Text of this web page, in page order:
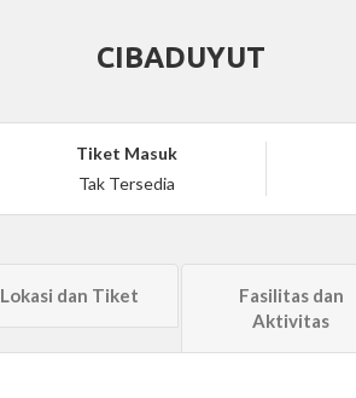
CIBADUYUT
Tiket Masuk
Tak Tersedia
Lokasi dan Tiket
Fasilitas dan
Aktivitas